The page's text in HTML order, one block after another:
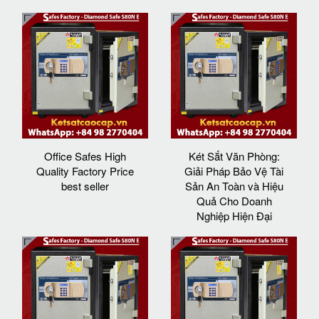
Office Safes High
Quality Factory Price
best seller
Két Sắt Văn Phòng:
Giải Pháp Bảo Vệ Tài
Sản An Toàn và Hiệu
Quả Cho Doanh
Nghiệp Hiện Đại